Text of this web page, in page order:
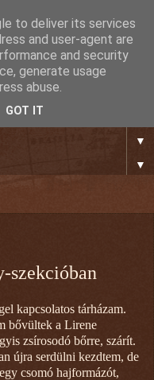
a világ." Polgár
▼
▼
szekcióban
kapcsolatos tárházam.
bővültek a Lirene
zsírosodó bőrre, szárít.
újra serdülni kezdtem, de
csomó hajformázót,
to deliver its services
and user-agent are
and security
generate usage
abuse.
GOT IT